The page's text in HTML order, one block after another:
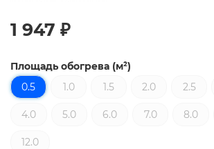
1 947 ₽
Площадь обогрева (м²)
0.5
1.0 1.5 2.0 2.5
4.0 5.0 6.0 7.0 8.0
12.0